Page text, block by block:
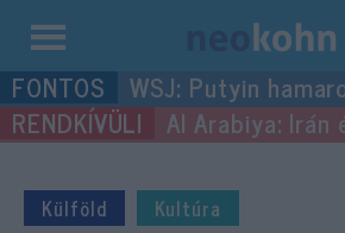
Kilépés
a
tartalomba
WSJ: Putyin
Al Arabiya:
Külföld Kultúra